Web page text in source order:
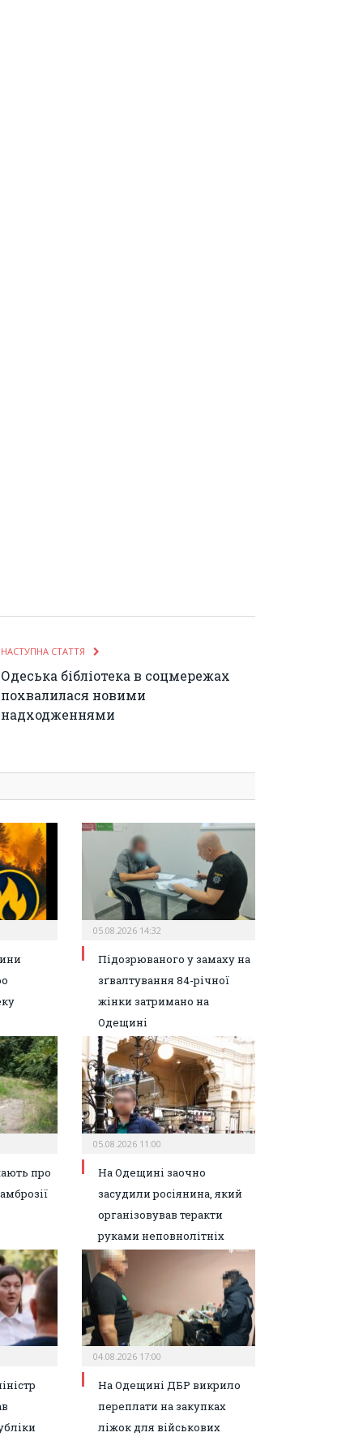
НАСТУПНА СТАТТЯ
Одеська бібліотека в соцмережах
похвалилася новими
надходженнями
05.08.2026 14:32
Підозрюваного у замаху на
зґвалтування 84-річної
жінки затримано на
Одещині
про
05.08.2026 11:00
На Одещині заочно
засудили росіянина, який
організовував теракти
руками неповнолітніх
04.08.2026 17:00
На Одещині ДБР викрило
переплати на закупках
ліжок для військових